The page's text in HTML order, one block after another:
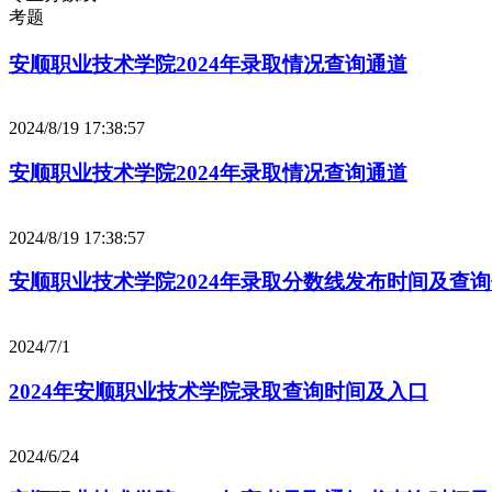
考题
安顺职业技术学院2024年录取情况查询通道
2024/8/19 17:38:57
安顺职业技术学院2024年录取情况查询通道
2024/8/19 17:38:57
安顺职业技术学院2024年录取分数线发布时间及查
2024/7/1
2024年安顺职业技术学院录取查询时间及入口
2024/6/24